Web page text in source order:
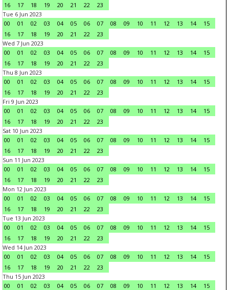
16
17 18 19 20 21 22
23
Tue 6 Jun 2023
00
01 02 03 04 05 06 07 08 09 10 11 12 13 14
15
16
17 18 19 20 21 22
23
Wed 7 Jun 2023
00
01 02 03 04 05 06 07 08 09 10 11 12 13 14
15
16
17 18 19 20 21 22
23
Thu 8 Jun 2023
00
01 02 03 04 05 06 07 08 09 10 11 12 13 14
15
16
17 18 19 20 21 22
23
Fri 9 Jun 2023
00
01 02 03 04 05 06 07 08 09 10 11 12 13 14
15
16
17 18 19 20 21 22
23
Sat 10 Jun 2023
00
01 02 03 04 05 06 07 08 09 10 11 12 13 14
15
16
17 18 19 20 21 22
23
Sun 11 Jun 2023
00
01 02 03 04 05 06 07 08 09 10 11 12 13 14
15
16
17 18 19 20 21 22
23
Mon 12 Jun 2023
00
01 02 03 04 05 06 07 08 09 10 11 12 13 14
15
16
17 18 19 20 21 22
23
Tue 13 Jun 2023
00
01 02 03 04 05 06 07 08 09 10 11 12 13 14
15
16
17 18 19 20 21 22
23
Wed 14 Jun 2023
00
01 02 03 04 05 06 07 08 09 10 11 12 13 14
15
16
17 18 19 20 21 22
23
Thu 15 Jun 2023
00
01 02 03 04 05 06 07 08 09 10 11 12 13 14
15